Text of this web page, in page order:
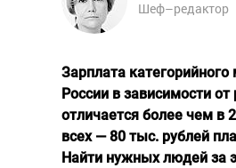
Шеф–редактор
Зарплата
России в зависимости от
отличается более чем в
всех — 80 тыс. рублей
Найти нужных людей за